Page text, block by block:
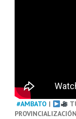
#AMBATO |